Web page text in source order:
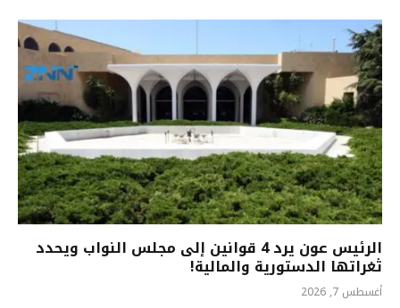
الرئيس عون يرد 4 قوانين إلى مجلس النواب ويحدد
ثغراتها الدستورية والمالية!
أغسطس 7, 2026